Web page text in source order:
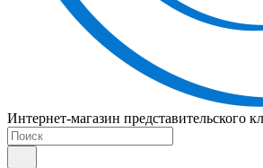
Интернет-магазин представительского